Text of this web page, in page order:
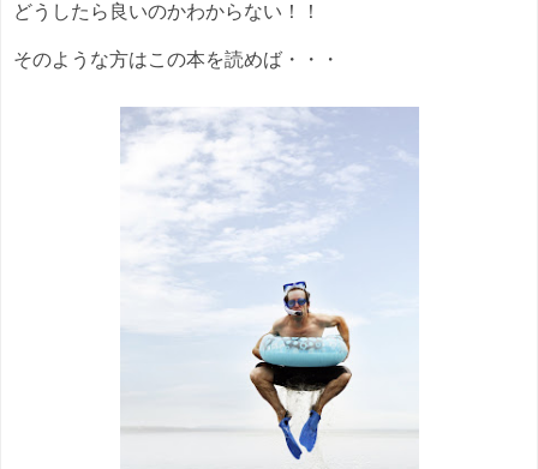
どうしたら良いのかわからない！！
そのような方はこの本を読めば・・・